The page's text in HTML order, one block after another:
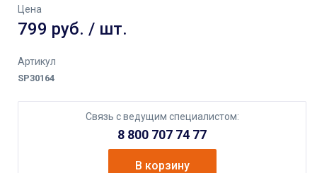
Цена
799 руб. / шт.
Артикул
SP30164
Связь с ведущим специалистом:
8 800 707 74 77
В корзину